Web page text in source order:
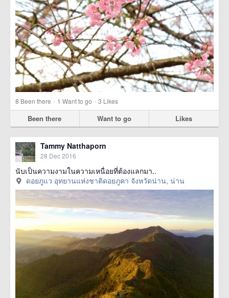
8 Been there · 1 Want to go · 3 Likes
Been there Want to go Likes
Tammy Natthaporn
28 Dec 2016
นับเป็นความงามในความเหนื่อยที่ต้องแลกมา..
ดอยภูแว อุทยานแห่งชาติดอยภูคา จังหวัดน่าน, น่าน